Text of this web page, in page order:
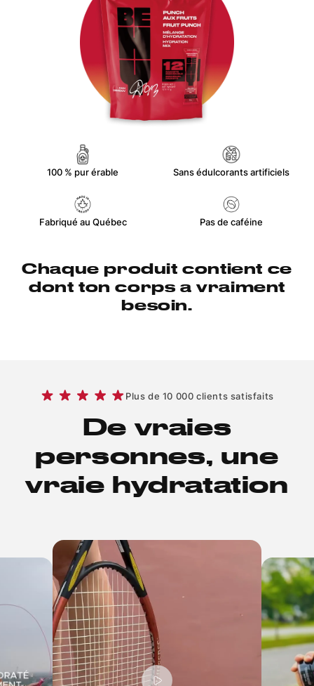
100 % pur érable Sans édulcorants artificiels
Fabriqué au Québec Pas de caféine
Chaque produit contient ce
dont ton corps a vraiment
besoin.
Plus de 10 000 clients satisfaits
De vraies
personnes, une
vraie hydratation